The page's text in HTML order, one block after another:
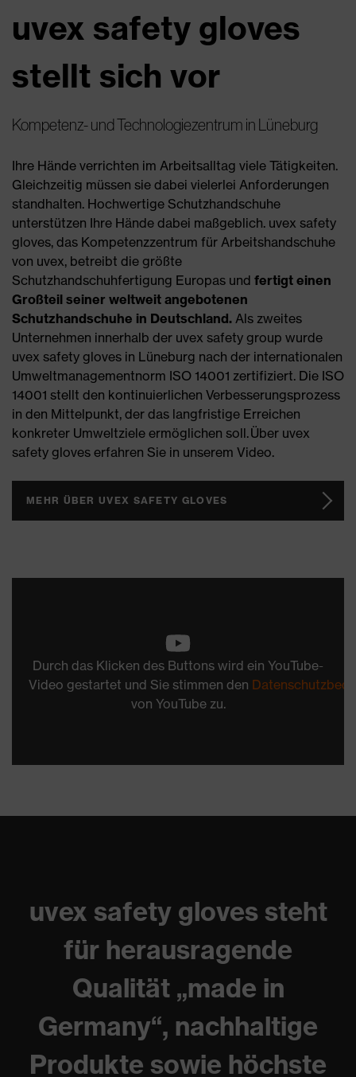
uvex safety gloves
stellt sich vor
Kompetenz- und Technologiezentrum in Lüneburg
Ihre Hände verrichten im Arbeitsalltag viele Tätigkeiten.
Gleichzeitig müssen sie dabei vielerlei Anforderungen
standhalten. Hochwertige Schutzhandschuhe
unterstützen Ihre Hände dabei maßgeblich. uvex safety
gloves, das Kompetenzzentrum für Arbeitshandschuhe
von uvex, betreibt die größte
Schutzhandschuhfertigung Europas und fertigt einen
Großteil seiner weltweit angebotenen
Schutzhandschuhe in Deutschland. Als zweites
Unternehmen innerhalb der uvex safety group wurde
uvex safety gloves in Lüneburg nach der internationalen
Umweltmanagementnorm ISO 14001 zertifiziert. Die ISO
14001 stellt den kontinuierlichen Verbesserungsprozess
in den Mittelpunkt, der das langfristige Erreichen
konkreter Umweltziele ermöglichen soll. Über uvex
safety gloves erfahren Sie in unserem Video.
MEHR ÜBER UVEX SAFETY GLOVES
Durch das Klicken des Buttons wird ein YouTube-
Video gestartet und Sie stimmen den
von YouTube zu.
uvex safety gloves steht
für herausragende
Qualität „made in
Germany“, nachhaltige
Produkte sowie höchste